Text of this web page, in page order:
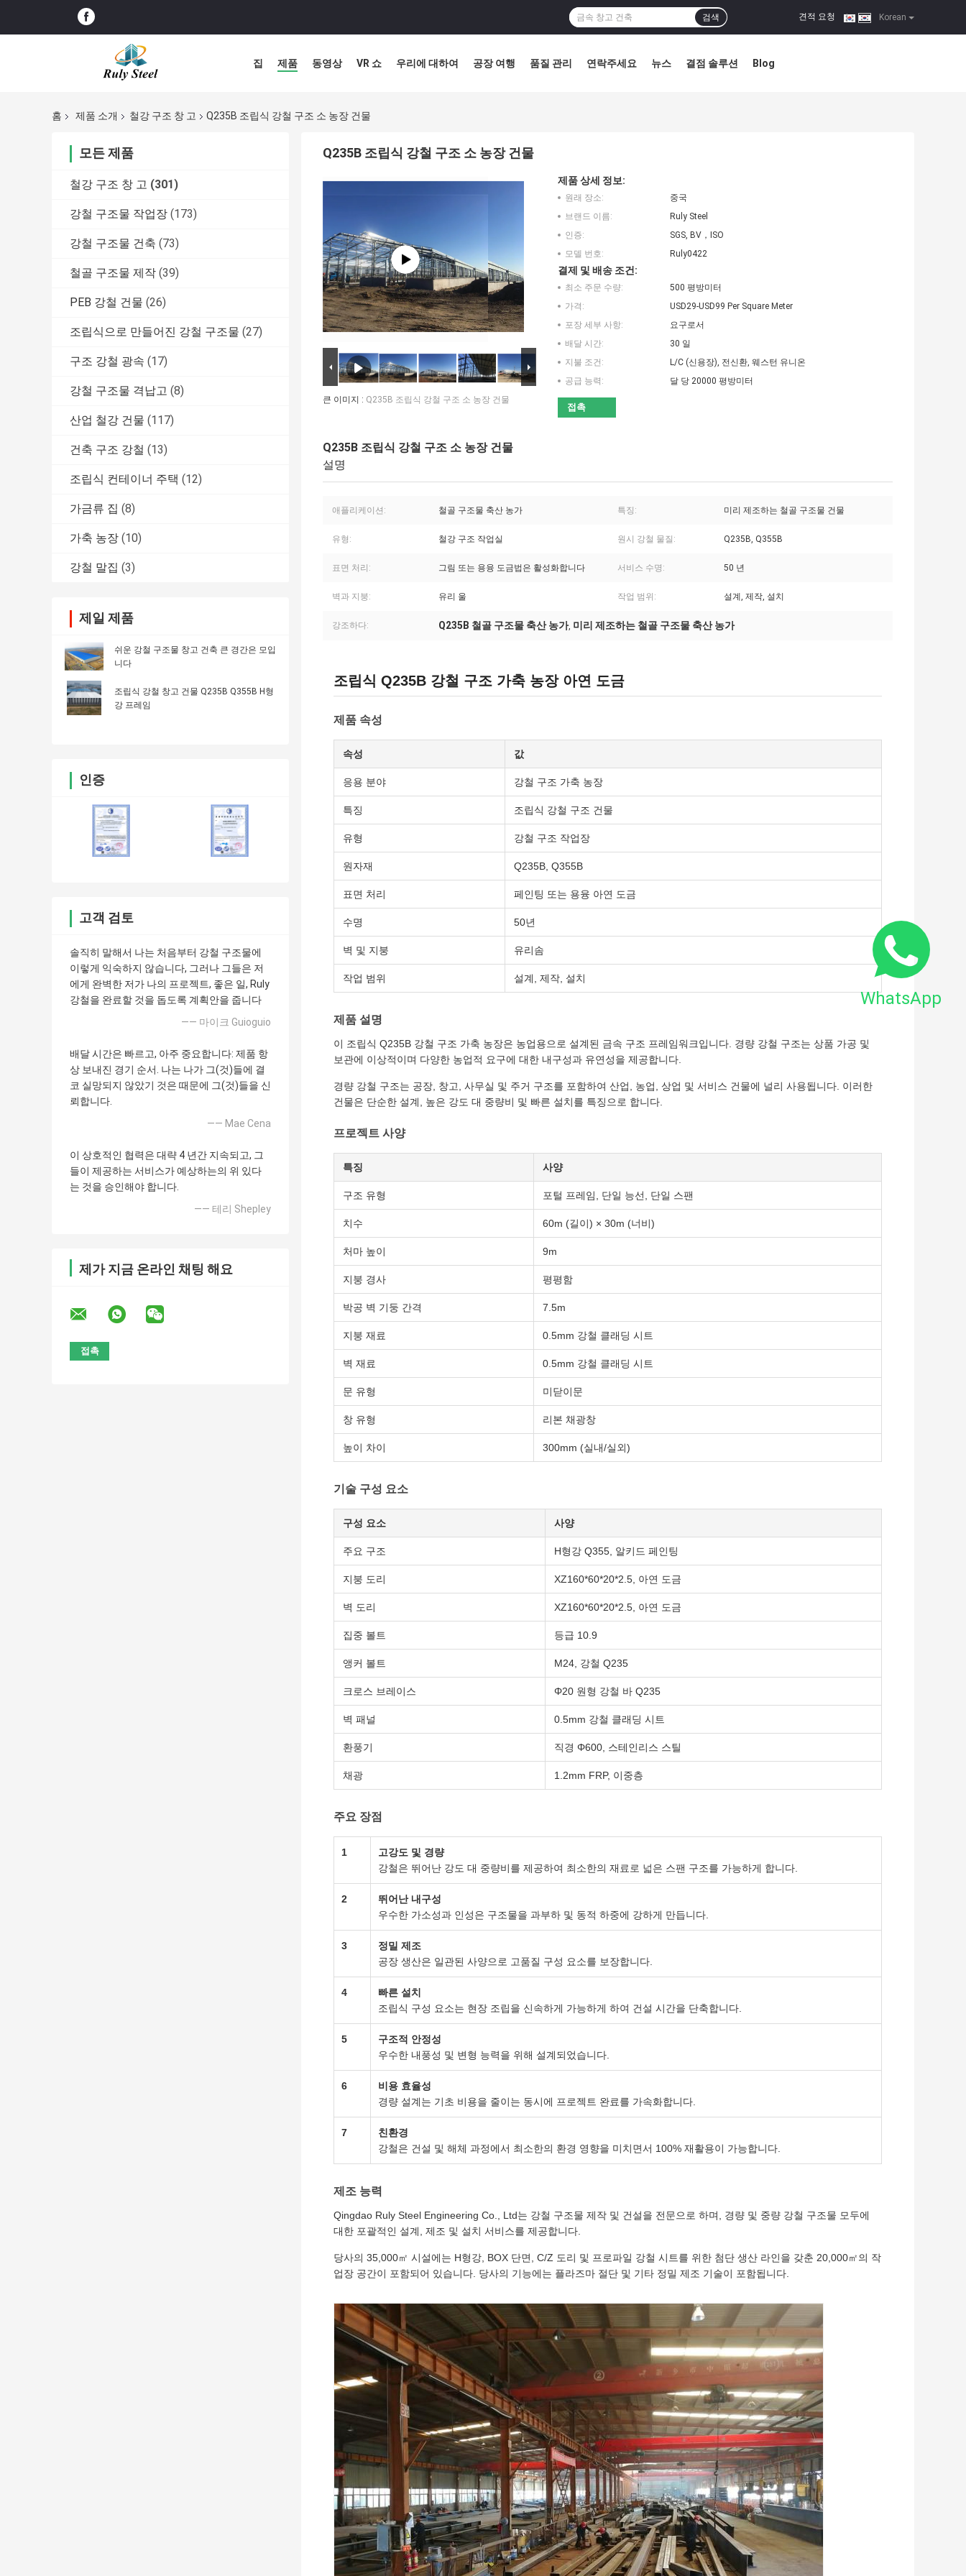
Korean
견적 요청 |
검색
집 제품 동영상 VR 쇼 우리에 대하여 공장 여행 품질 관리 연락주세요 뉴스 결점 솔루션 Blog
홈 제품 소개 철강 구조 창 고 Q235B 조립식 강철 구조 소 농장 건물
모든 제품
철강 구조 창 고 (301)
강철 구조물 작업장 (173)
강철 구조물 건축 (73)
철골 구조물 제작 (39)
PEB 강철 건물 (26)
조립식으로 만들어진 강철 구조물 (27)
구조 강철 광속 (17)
강철 구조물 격납고 (8)
산업 철강 건물 (117)
건축 구조 강철 (13)
조립식 컨테이너 주택 (12)
가금류 집 (8)
가축 농장 (10)
강철 말집 (3)
제일 제품
쉬운 강철 구조물 창고 건축 큰 경간은 모입
니다
조립식 강철 창고 건물 Q235B Q355B H형
강 프레임
인증
고객 검토
솔직히 말해서 나는 처음부터 강철 구조물에
이렇게 익숙하지 않습니다, 그러나 그들은 저
에게 완벽한 저가 나의 프로젝트, 좋은 일, Ruly
강철을 완료할 것을 돕도록 계획안을 줍니다
—— 마이크 Guioguio
배달 시간은 빠르고, 아주 중요합니다: 제품 항
상 보내진 경기 순서. 나는 나가 그(것)들에 결
코 실망되지 않았기 것은 때문에 그(것)들을 신
뢰합니다.
—— Mae Cena
이 상호적인 협력은 대략 4 년간 지속되고, 그
들이 제공하는 서비스가 예상하는의 위 있다
는 것을 승인해야 합니다.
—— 테리 Shepley
제가 지금 온라인 채팅 해요
Q235B 조립식 강철 구조 소 농장 건물
큰 이미지 : Q235B 조립식 강철 구조 소 농장 건물
제품 상세 정보:
원래 장소:
중국
브랜드 이름:
Ruly Steel
인증:
SGS, BV，ISO
모델 번호:
Ruly0422
결제 및 배송 조건:
최소 주문 수량:
500 평방미터
가격:
USD29-USD99 Per Square Meter
포장 세부 사항:
요구로서
배달 시간:
30 일
지불 조건:
L/C (신용장), 전신환, 웨스턴 유니온
공급 능력:
달 당 20000 평방미터
접촉
Q235B 조립식 강철 구조 소 농장 건물
설명
애플리케이션: 철골 구조물 축산 농가 특징: 미리 제조하는 철골 구조물 건물
유형: 철강 구조 작업실 원시 강철 물질: Q235B, Q355B
표면 처리: 그림 또는 용융 도금법은 활성화합니다 서비스 수명: 50 년
벽과 지붕: 유리 울 작업 범위: 설계, 제작, 설치
강조하다: Q235B 철골 구조물 축산 농가, 미리 제조하는 철골 구조물 축산 농가
조립식 Q235B 강철 구조 가축 농장 아연 도금
제품 속성
속성 값
응용 분야 강철 구조 가축 농장
특징 조립식 강철 구조 건물
유형 강철 구조 작업장
원자재 Q235B, Q355B
표면 처리 페인팅 또는 용융 아연 도금
수명 50년
벽 및 지붕 유리솜
작업 범위 설계, 제작, 설치
제품 설명
이 조립식 Q235B 강철 구조 가축 농장은 농업용으로 설계된 금속 구조 프레임워크입니다. 경량 강철 구조는 상품 가공 및
보관에 이상적이며 다양한 농업적 요구에 대한 내구성과 유연성을 제공합니다.
경량 강철 구조는 공장, 창고, 사무실 및 주거 구조를 포함하여 산업, 농업, 상업 및 서비스 건물에 널리 사용됩니다. 이러한
건물은 단순한 설계, 높은 강도 대 중량비 및 빠른 설치를 특징으로 합니다.
프로젝트 사양
특징 사양
구조 유형 포털 프레임, 단일 능선, 단일 스팬
치수 60m (길이) × 30m (너비)
처마 높이 9m
지붕 경사 평평함
박공 벽 기둥 간격 7.5m
지붕 재료 0.5mm 강철 클래딩 시트
벽 재료 0.5mm 강철 클래딩 시트
문 유형 미닫이문
창 유형 리본 채광창
높이 차이 300mm (실내/실외)
기술 구성 요소
구성 요소 사양
주요 구조 H형강 Q355, 알키드 페인팅
지붕 도리 XZ160*60*20*2.5, 아연 도금
벽 도리 XZ160*60*20*2.5, 아연 도금
집중 볼트 등급 10.9
앵커 볼트 M24, 강철 Q235
크로스 브레이스 Φ20 원형 강철 바 Q235
벽 패널 0.5mm 강철 클래딩 시트
환풍기 직경 Φ600, 스테인리스 스틸
채광 1.2mm FRP, 이중층
주요 장점
1
고강도 및 경량
강철은 뛰어난 강도 대 중량비를 제공하여 최소한의 재료로 넓은 스팬 구조를 가능하게 합니다.
2
뛰어난 내구성
우수한 가소성과 인성은 구조물을 과부하 및 동적 하중에 강하게 만듭니다.
3
정밀 제조
공장 생산은 일관된 사양으로 고품질 구성 요소를 보장합니다.
4
빠른 설치
조립식 구성 요소는 현장 조립을 신속하게 가능하게 하여 건설 시간을 단축합니다.
5
구조적 안정성
우수한 내풍성 및 변형 능력을 위해 설계되었습니다.
6
비용 효율성
경량 설계는 기초 비용을 줄이는 동시에 프로젝트 완료를 가속화합니다.
7
친환경
강철은 건설 및 해체 과정에서 최소한의 환경 영향을 미치면서 100% 재활용이 가능합니다.
제조 능력
Qingdao Ruly Steel Engineering Co., Ltd는 강철 구조물 제작 및 건설을 전문으로 하며, 경량 및 중량 강철 구조물 모두에
대한 포괄적인 설계, 제조 및 설치 서비스를 제공합니다.
당사의 35,000㎡ 시설에는 H형강, BOX 단면, C/Z 도리 및 프로파일 강철 시트를 위한 첨단 생산 라인을 갖춘 20,000㎡의 작
업장 공간이 포함되어 있습니다. 당사의 기능에는 플라즈마 절단 및 기타 정밀 제조 기술이 포함됩니다.
WhatsApp